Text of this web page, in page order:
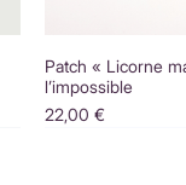
Patch « Licorne
l’impossible
Prix
22,00 €